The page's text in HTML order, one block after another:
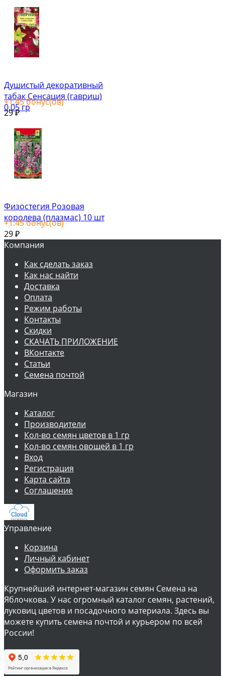
Душистый декоративный
табак Сенсация (гавриш)
0,05 гр
+1.45бонус(ов)
29₽
Физостегия Розовая
королева (плазмас) 10 шт
+1.45бонус(ов)
29 ₽
Компания
Как сделать заказ
Как нас найти
Доставка
Оплата
Режим работы
Контакты
Скидки
СКАЧАТЬ ПРИЛОЖЕНИЕ
ВКонтакте
Статьи
Семена почтой
Магазин
Каталог
Производители
Кол-во семян цветов в 1 гр
Кол-во семян овощей в 1 гр
Вход
Регистрация
Карта сайта
Соглашение
Управление
Корзина
Личный кабинет
Оформить заказ
Крупнейший интернет-магазин семян Семена на
Яблочкова. У нас огромный каталог семян, растений,
луковиц цветов и посадочного материала. Здесь вы
можете купить семена почтой и курьером по всей
России!